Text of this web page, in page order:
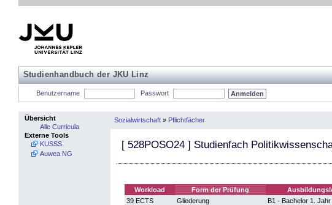
Studienhandbuch der JKU Linz
Benutzername Passwort
Übersicht
Alle Curricula
Externe Tools
KUSSS
Auwea NG
Sozialwirtschaft » Pflichtfächer
[ 528POSO24 ] Studienfach
Workload Form der Prüfung
39 ECTS
Gliederung B1 - Bachelor 1. Jahr